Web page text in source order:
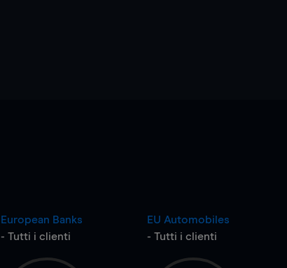
European Banks
- Tutti i clienti
EU Automobiles
- Tutti i clienti